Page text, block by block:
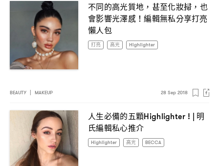
不同的高光質地 ， 甚至化妝掃 ， 也
會影響光澤感！編輯無私分享打亮
懶人包
打亮 高光 Highlighter
BEAUTY MAKEUP 28 Sep 2018
人生必備的五顆Highlighter ! | 明
氏編輯私心推介
Highlighter 高光 BECCA